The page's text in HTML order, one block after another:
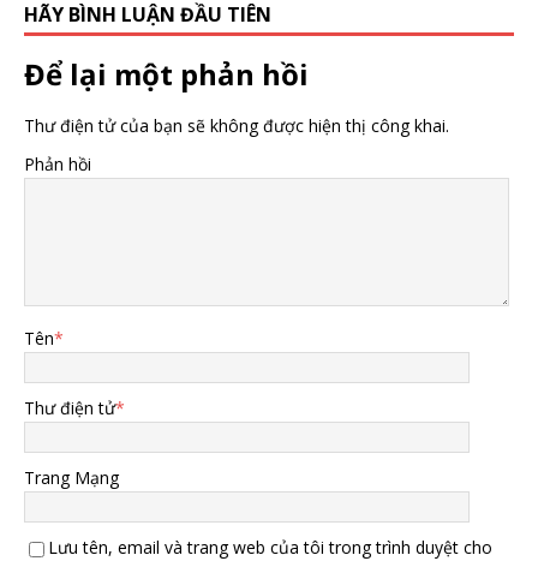
HÃY BÌNH LUẬN ĐẦU TIÊN
Để lại một phản hồi
Thư điện tử của bạn sẽ không được hiện thị công khai.
Phản hồi
Tên*
Thư điện tử*
Trang Mạng
Lưu tên, email và trang web của tôi trong trình duyệt cho